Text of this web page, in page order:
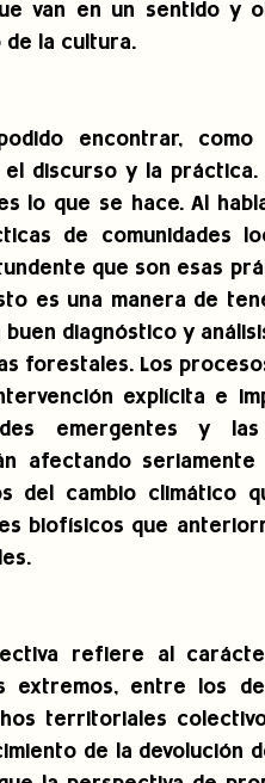
van en un sentido y
la cultura.
encontrar,
discurso y la
lo que se hace. Al
de comunidades
que son esas
es una manera de
buen diagnóstico y
forestales. Los
explícita e
emergentes y
afectando
del cambio climático
biofísicos que
refiere al
extremos, entre los
territoriales
de la devolución